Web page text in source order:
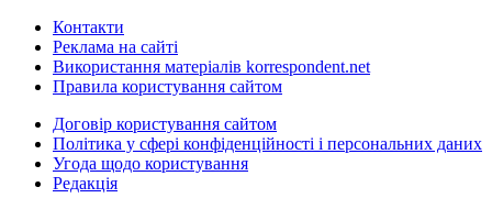
Контакти
Реклама на сайті
Використання матеріалів korrespondent.net
Правила користування сайтом
Договір користування сайтом
Політика у сфері конфіденційності і персональних даних
Угода щодо користування
Редакція